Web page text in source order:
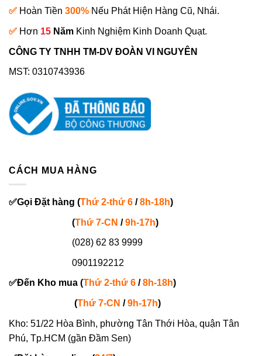
✅ Hoàn Tiền 300% Nếu Phát Hiện Hàng Cũ, Nhái.
✅ Hơn 15 Năm Kinh Nghiệm Kinh Doanh Quạt.
CÔNG TY TNHH TM-DV ĐOÀN VI NGUYÊN
MST: 0310743936
CÁCH MUA HÀNG
✅Gọi Đặt hàng (Thứ 2-thứ 6 /8h-18h)
(Thứ 7-CN /9h-17h)
(028) 62 83 9999
0901192212
✅Đến Kho mua (Thứ 2-thứ 6 / 8h-18h)
(Thứ 7-CN /9h-17h)
Kho: 51/22 Hòa Bình, phường Tân Thới Hòa, quận Tân
Phú, Tp.HCM (gần Đầm Sen)